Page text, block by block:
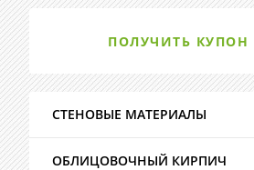
ПОЛУЧИТЬ КУПОН
СТЕНОВЫЕ МАТЕРИАЛЫ
ОБЛИЦОВОЧНЫЙ КИРПИЧ